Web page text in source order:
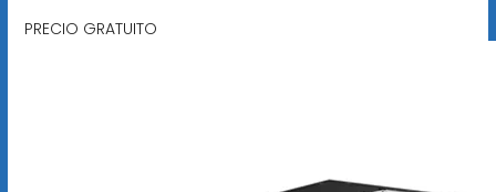
PRECIO GRATUITO